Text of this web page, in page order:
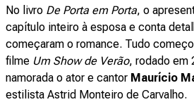
No livro De Porta em Porta, o
capítulo inteiro à esposa e conta
começaram o romance. Tudo
filme Um Show de Verão, rodado em
namorada o ator e cantor Maurício
estilista Astrid Monteiro de Carvalho.